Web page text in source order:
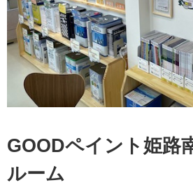
GOODペイント姫路
ルーム